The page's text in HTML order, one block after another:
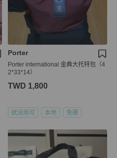
Porter
Porter international 金典大托特包（4
2*33*14）
TWD 1,800
狀況尚可 本地 免運